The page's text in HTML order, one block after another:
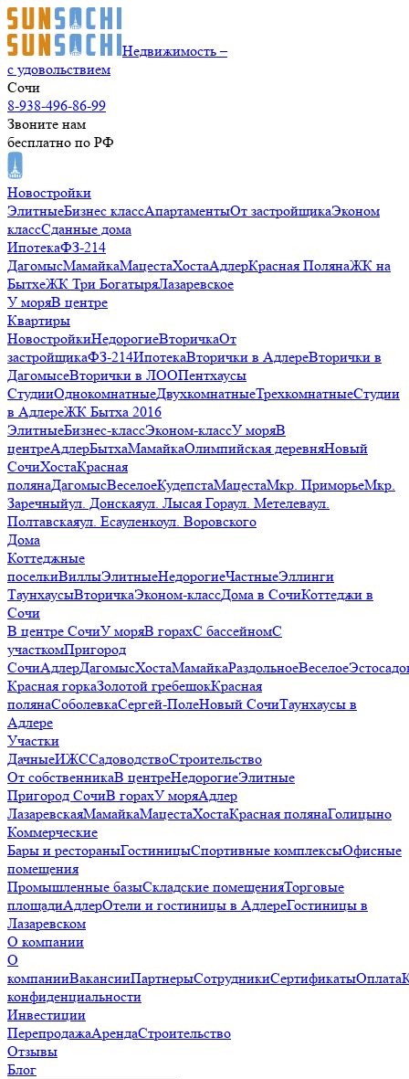
Недвижимость –
с удовольствием
Сочи
8-938-496-86-99
Звоните нам
бесплатно по РФ
Новостройки
ЭлитныеБизнес классАпартаментыОт застройщикаЭконом
классСданные дома
ИпотекаФЗ-214
ДагомысМамайкаМацестаХостаАдлерКрасная ПолянаЖК на
БытхеЖК Три БогатыряЛазаревское
У моряВ центре
Квартиры
НовостройкиНедорогиеВторичкаОт
застройщикаФЗ-214ИпотекаВторички в АдлереВторички в
ДагомысеВторички в ЛООПентхаусы
СтудииОднокомнатныеДвухкомнатныеТрехкомнатныеСтудии
в АдлереЖК Бытха 2016
ЭлитныеБизнес-классЭконом-классУ моряВ
центреАдлерБытхаМамайкаОлимпийская деревняНовый
СочиХостаКрасная
полянаДагомысВеселоеКудепстаМацестаМкр. ПриморьеМкр.
Заречныйул. Донскаяул. Лысая Гораул. Метелеваул.
Полтавскаяул. Есауленкоул. Воровского
Дома
Коттеджные
поселкиВиллыЭлитныеНедорогиеЧастныеЭллинги
ТаунхаусыВторичкаЭконом-классДома в СочиКоттеджи в
Сочи
В центре СочиУ моряВ горахС бассейномС
участкомПригород
СочиАдлерДагомысХостаМамайкаРаздольноеВеселое
Красная горкаЗолотой гребешокКрасная
полянаСоболевкаСергей-ПолеНовый СочиТаунхаусы в
Адлере
Участки
ДачныеИЖССадоводствоСтроительство
От собственникаВ центреНедорогиеЭлитные
Пригород СочиВ горахУ моряАдлер
ЛазаревскаяМамайкаМацестаХостаКрасная полянаГолицыно
Коммерческие
Бары и рестораныГостиницыСпортивные комплексыОфисные
помещения
Промышленные базыСкладские помещенияТорговые
площадиАдлерОтели и гостиницы в АдлереГостиницы в
Лазаревском
О компании
О
компанииВакансииПартнерыСотрудникиСертификатыОплата
конфиденциальности
Инвестиции
ПерепродажаАрендаСтроительство
Отзывы
Блог